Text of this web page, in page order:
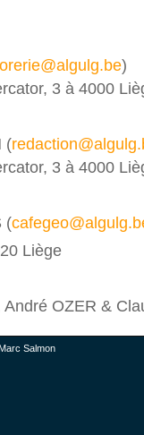
)
3 à 4000
(
3 à 4000
(
Liège
OZER &
Marc Salmon